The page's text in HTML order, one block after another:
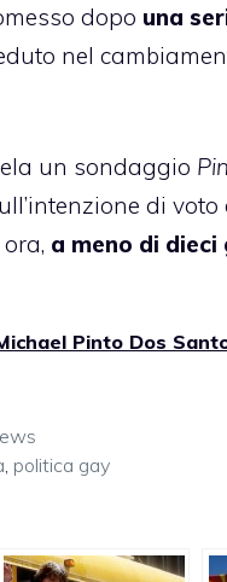
dopo una
nel
un sondaggio
di voto
a meno di dieci
Pinto Dos
, politica gay